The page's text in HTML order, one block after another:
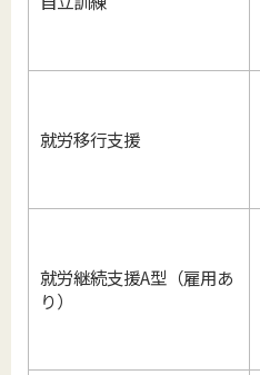
就労移行支援
就労継続支援A型（雇用あ
り）